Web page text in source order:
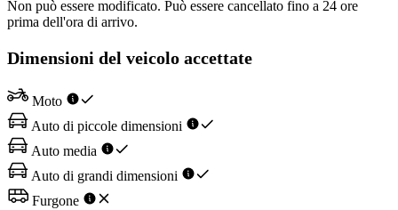
Non può essere modificato. Può essere cancellato fino a 24 ore
prima dell'ora di arrivo.
Dimensioni del veicolo accettate
Moto
Auto di piccole dimensioni
Auto media
Auto di grandi dimensioni
Furgone